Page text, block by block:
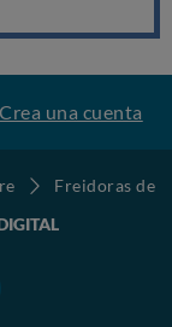
Crea una cuenta
Freidoras de